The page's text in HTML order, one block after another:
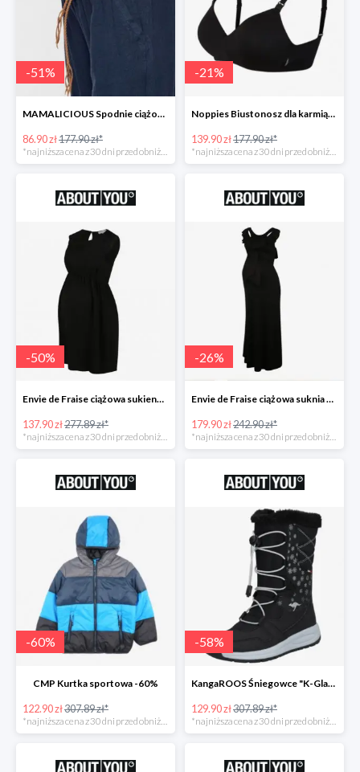
-51%
MAMALICIOUS Spodnie ciążowe -51%
86.90 zł177.90 zł*
*najniższa cena z 30 dni przed obniżką
-21%
Noppies Biustonosz dla karmiących -21%
139.90 zł177.90 zł*
*najniższa cena z 30 dni przed obniżką
-50%
Envie de Fraise ciążowa sukienka 'Madeleine' -50%
137.90 zł277.89 zł*
-26%
Envie de Fraise ciążowa suknia wieczorowa 'Lucille' -26%
179.90 zł242.90 zł*
-60%
CMP Kurtka sportowa -60%
122.90 zł307.89 zł*
*najniższa cena z 30 dni przed obniżką
-58%
KangaROOS Śniegowce "K-Glaze RTX -60%
129.90 zł307.89 zł*
*najniższa cena z 30 dni przed obniżką